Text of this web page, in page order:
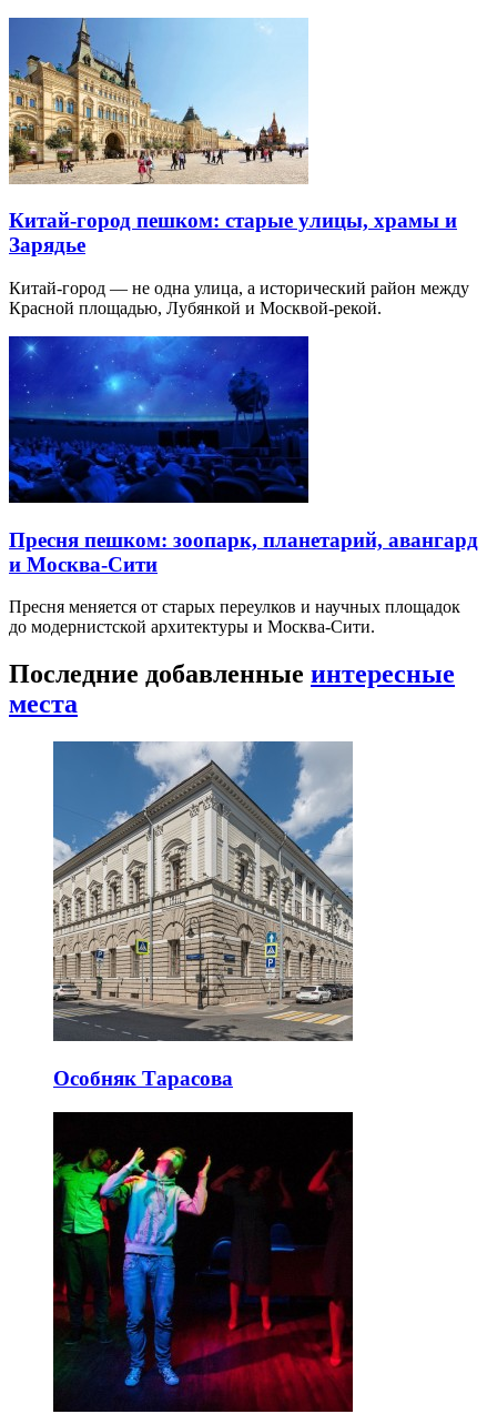
Китай-город пешком: старые улицы, храмы и
Зарядье
Китай-город — не одна улица, а исторический район между
Красной площадью, Лубянкой и Москвой-рекой.
Пресня пешком: зоопарк, планетарий, авангард
и Москва-Сити
Пресня меняется от старых переулков и научных площадок
до модернистской архитектуры и Москва-Сити.
Последние добавленные интересные
места
Особняк Тарасова